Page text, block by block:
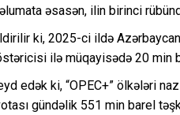
əsasən, ilin birinci
ki, 2025-ci ildə
ilə müqayisədə 20 min
edək ki, “OPEC+” ölkələri
gündəlik 551 min barel